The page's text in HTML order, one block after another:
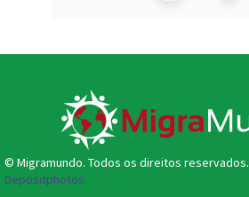
© Migramundo. Todos os direitos reservados.
Depositphotos.